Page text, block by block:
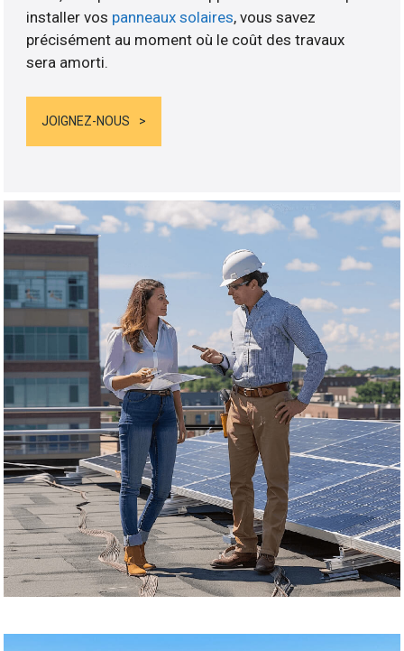
installer vos panneaux solaires, vous savez
précisément au moment où le coût des travaux
sera amorti.
JOIGNEZ-NOUS